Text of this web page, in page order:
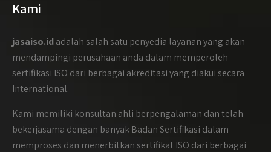
Kami
jasaiso.idadalah salah satu penyedia layanan yang akan
mendampingi perusahaan anda dalam memperoleh
sertifikasi ISO dari berbagai akreditasi yang diakui secara
International.
Kami memiliki konsultan ahli berpengalaman dan telah
bekerjasama dengan banyak Badan Sertifikasi dalam
memproses dan menerbitkan sertifikat ISO dari berbagai